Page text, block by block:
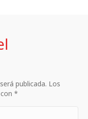
publicada. Los
*